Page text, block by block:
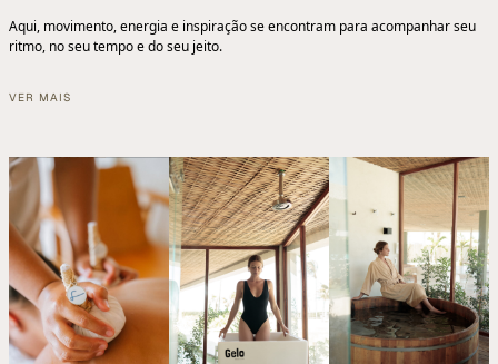
Aqui, movimento, energia e inspiração se encontram para acompanhar seu
ritmo, no seu tempo e do seu jeito.
VER MAIS